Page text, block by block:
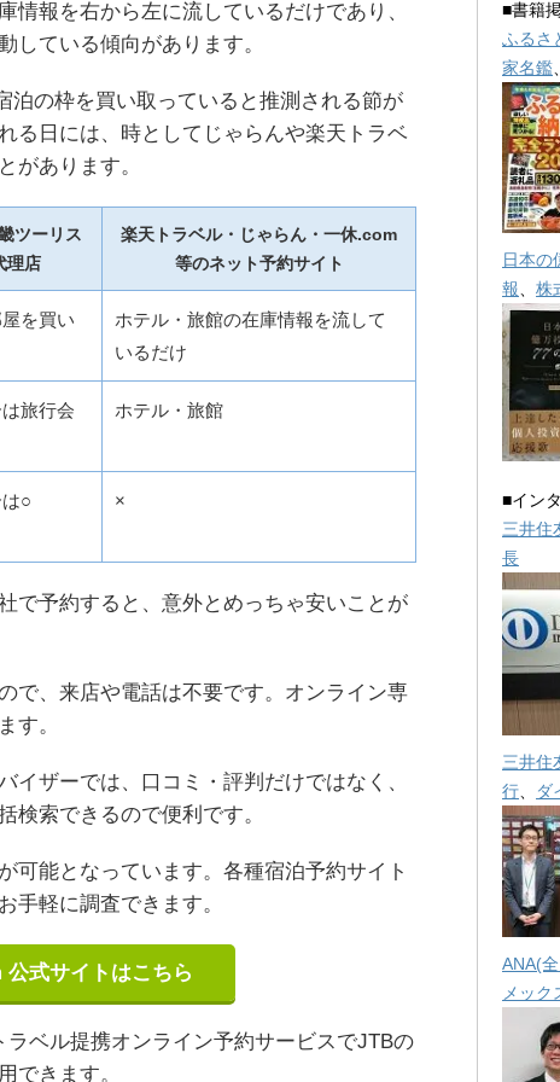
情報を右から左に流しているだけであり、
している傾向があります。
泊の枠を買い取っていると推測される節が
る日には、時としてじゃらんや楽天トラベ
があります。
ツーリス
理店
楽天トラベル・じゃらん・一休.com
等のネット予約サイト
を買い
ホテル・旅館の在庫情報を流して
いるだけ
旅行会
ホテル・旅館
○ ×
で予約すると、意外とめっちゃ安いことが
で、来店や電話は不要です。オンライン専
す。
イザーでは、口コミ・評判だけではなく、
検索できるので便利です。
可能となっています。各種宿泊予約サイト
手軽に調査できます。
公式サイトはこちら
ベル提携オンライン予約サービスでJTBの
できます。
■書籍
ふるさ
家名鑑、
日本の
報、 株
■イン
三井住
長
三井住
行
ダ
ANA(
メック